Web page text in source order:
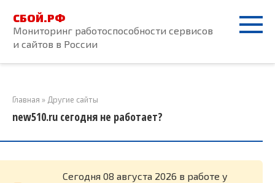
контенту
СБОЙ.РФ
Мониторинг работоспособности сервисов
и сайтов в России
Главная » Другие сайты
new510.ru сегодня не работает?
Cегодня 08 августа 2026 в работе у